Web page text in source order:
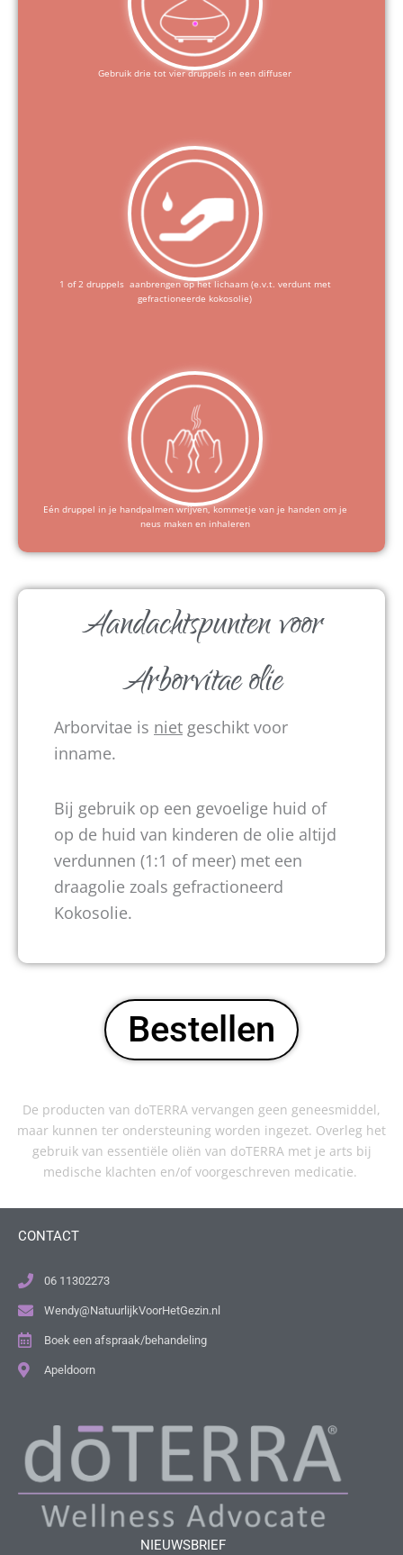
Gebruik drie tot vier druppels in een diffuser
1 of 2 druppels aanbrengen op het lichaam (e.v.t. verdunt met
gefractioneerde kokosolie)
Eén druppel in je handpalmen wrijven, kommetje van je handen om je
neus maken en inhaleren
Aandachtspunten voor
Arborvitae olie
Arborvitae is niet geschikt voor
inname.
Bij gebruik op een gevoelige huid of
op de huid van kinderen de olie altijd
verdunnen (1:1 of meer) met een
draagolie zoals gefractioneerd
Kokosolie.
Bestellen
De producten van doTERRA vervangen geen geneesmiddel,
maar kunnen ter ondersteuning worden ingezet. Overleg het
gebruik van essentiële oliën van doTERRA met je arts bij
medische klachten en/of voorgeschreven medicatie.
CONTACT
06 11302273
Wendy@NatuurlijkVoorHetGezin.nl
Boek een afspraak/behandeling
Apeldoorn
NIEUWSBRIEF